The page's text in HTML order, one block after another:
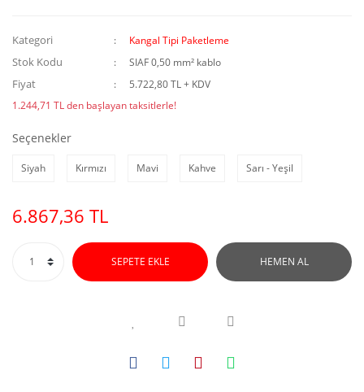
Kategori Kangal Tipi Paketleme
Stok Kodu SIAF 0,50 mm² kablo
Fiyat
5.722,80 TL + KDV
1.244,71 TL den başlayan taksitlerle!
Seçenekler
Siyah Kırmızı Mavi Kahve Sarı - Yeşil
6.867,36 TL
SEPETE EKLE HEMEN AL